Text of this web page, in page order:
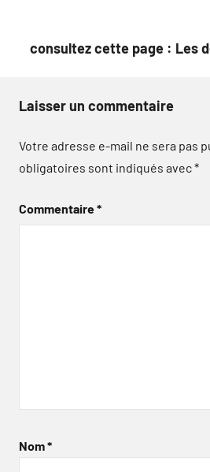
consultez cette page : Les
Laisser un commentaire
Votre adresse e-mail ne sera pas
obligatoires sont indiqués avec*
Commentaire*
Nom*